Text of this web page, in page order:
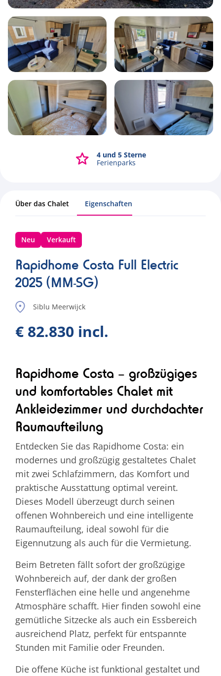
4 1 2 43m2
Alle Fotos ansehen
4 und 5 Sterne
Ferienparks
Über das Chalet Eigenschaften
Neu Verkauft
Rapidhome Costa Full Electric
2025 (MM-SG)
Siblu Meerwijck
€ 82.830 incl.
Rapidhome Costa – großzügiges
und komfortables Chalet mit
Ankleidezimmer und durchdachter
Raumaufteilung
Entdecken Sie das Rapidhome Costa: ein
modernes und großzügig gestaltetes Chalet
mit zwei Schlafzimmern, das Komfort und
praktische Ausstattung optimal vereint.
Dieses Modell überzeugt durch seinen
offenen Wohnbereich und eine intelligente
Raumaufteilung, ideal sowohl für die
Eigennutzung als auch für die Vermietung.
Beim Betreten fällt sofort der großzügige
Wohnbereich auf, der dank der großen
Fensterflächen eine helle und angenehme
Atmosphäre schafft. Hier finden sowohl eine
gemütliche Sitzecke als auch ein Essbereich
ausreichend Platz, perfekt für entspannte
Stunden mit Familie oder Freunden.
Die offene Küche ist funktional gestaltet und